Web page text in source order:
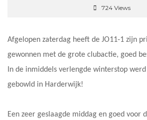
724 Views
Afgelopen zaterdag heeft de JO11-1 zijn
gewonnen met de grote clubactie, goed
In de inmiddels verlengde winterstop
gebowld in Harderwijk!
Een zeer geslaagde middag en goed voor